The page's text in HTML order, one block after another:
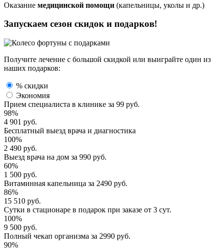
Оказание медицинской помощи (капельницы, уколы и др.)
Запускаем сезон скидок и подарков!
Получите лечение с большой скидкой или выиграйте один из
наших подарков:
% скидки
Экономия
Прием специалиста в клинике за 99 руб.
98%
4 901 руб.
Бесплатный выезд врача и диагностика
100%
2 490 руб.
Выезд врача на дом за 990 руб.
60%
1 500 руб.
Витаминная капельница за 2490 руб.
86%
15 510 руб.
Сутки в стационаре в подарок при заказе от 3 сут.
100%
9 500 руб.
Полный чекап организма за 2990 руб.
90%